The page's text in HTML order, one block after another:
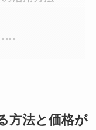
方法と価格が